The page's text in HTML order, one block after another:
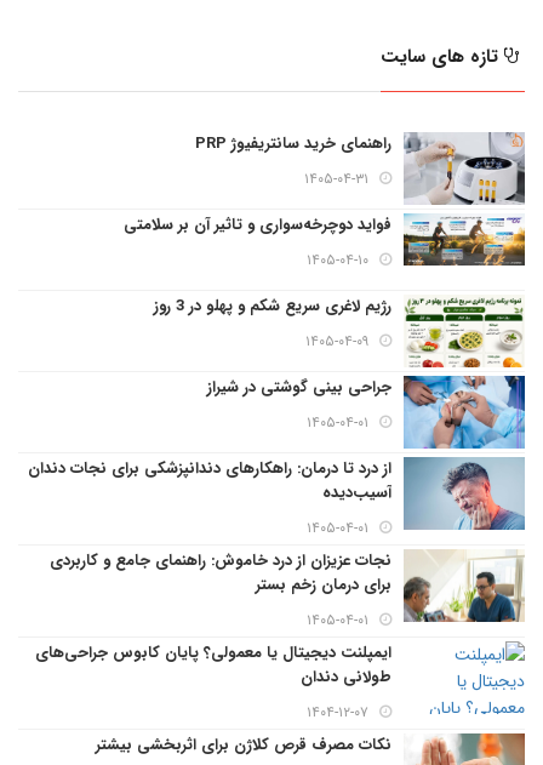
تازه های سایت
راهنمای خرید سانتریفیوژ PRP
۱۴۰۵-۰۴-۳۱
فواید دوچرخه‌سواری و تاثیر آن بر سلامتی
۱۴۰۵-۰۴-۱۰
رژیم لاغری سریع شکم و پهلو در 3 روز
۱۴۰۵-۰۴-۰۹
جراحی بینی گوشتی در شیراز
۱۴۰۵-۰۴-۰۱
از درد تا درمان: راهکارهای دندانپزشکی برای نجات دندان
آسیب‌دیده
۱۴۰۵-۰۴-۰۱
نجات عزیزان از درد خاموش: راهنمای جامع و کاربردی
برای درمان زخم بستر
۱۴۰۵-۰۴-۰۱
ایمپلنت دیجیتال یا معمولی؟ پایان کابوس جراحی‌های
طولانی دندان
۱۴۰۴-۱۲-۰۷
نکات مصرف قرص کلاژن برای اثربخشی بیشتر